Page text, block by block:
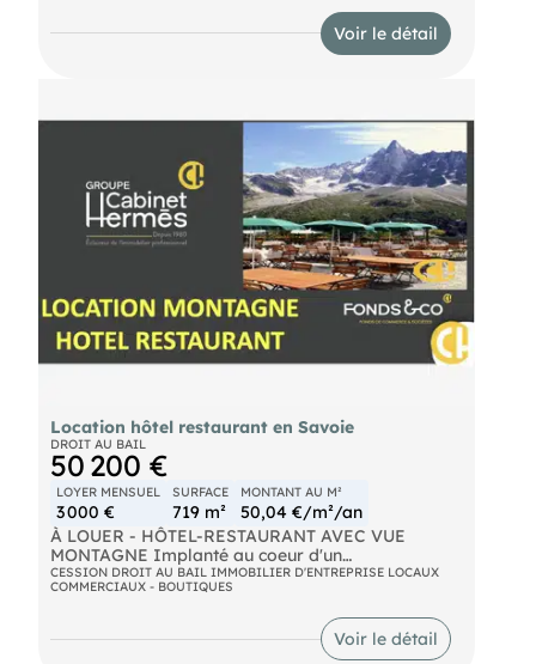
restauration accueillant près de 50 couverts en
intérieur. À l'extérieur, une agréable terrasse
d'acquisition des murs. Une affaire idéale pour un
professionnel souhaitant allier qualité de vie et
activité pérenne.
Voir le détail
Location hôtel restaurant en Savoie
DROIT AU BAIL
50 200 €
LOYER MENSUEL
3 000 €
SURFACE
719 m²
MONTANT AU M²
50,04 €/m²/an
À LOUER - HÔTEL-RESTAURANT AVEC VUE
MONTAGNE Implanté au coeur d'un
environnement naturel recherché, cet hôtel-
restaurant offre un cadre de travail exceptionnel.
D'une surface commerciale d'environ 400 m²,
l'établissement se compose de 9 chambres, d'un
appartement de fonction et d'un espace
CESSION DROIT AU BAIL IMMOBILIER D'ENTREPRISE LOCAUX
COMMERCIAUX - BOUTIQUES
Voir le détail